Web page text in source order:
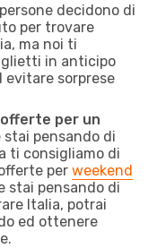
decidono di
per trovare
ma noi ti
in anticipo
evitare sorprese
per un
stai pensando di
ti consigliamo di
per weekend
stai pensando di
Italia, potrai
ed ottenere